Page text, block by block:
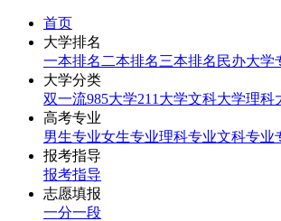
首页
大学排名
一本排名 二本排名三本排名 民办大学
大学分类
双一流985大学211大学文科大学理科
高考专业
男生专业女生专业理科专业文科专业
报考指导
报考指导
志愿填报
一分一段